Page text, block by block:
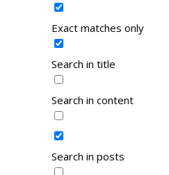
Exact matches only
Search in title
Search in content
Search in posts